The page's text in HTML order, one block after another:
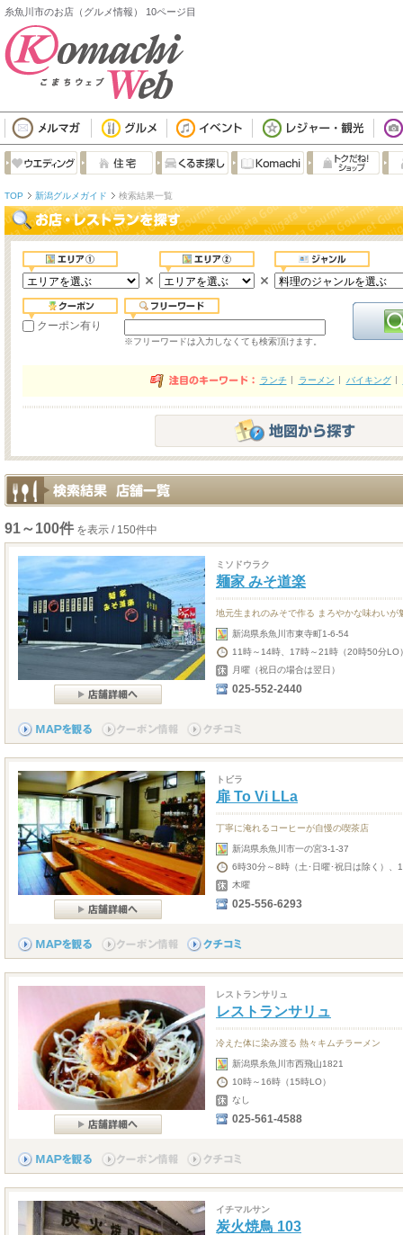
糸魚川市のお店（グルメ情報） 10ページ目
TOP 新潟グルメガイド 検索結果一覧
クーポン有り
※フリーワードは入力しなくても検索頂けます。
ランチ ラーメン バイキング
91～100件 を表示 / 150件中
ミソドウラク
麺家 みそ道楽
地元生まれのみそで作る まろやかな味わいが
新潟県糸魚川市東寺町1-6-54
11時～14時、17時～21時（20時50分LO
月曜（祝日の場合は翌日）
025-552-2440
トビラ
扉 To Vi LLa
丁寧に淹れるコーヒーが自慢の喫茶店
新潟県糸魚川市一の宮3-1-37
6時30分～8時（土･日曜･祝日は除く）
木曜
025-556-6293
レストランサリュ
レストランサリュ
冷えた体に染み渡る 熱々キムチラーメン
新潟県糸魚川市西飛山1821
10時～16時（15時LO）
なし
025-561-4588
イチマルサン
炭火焼鳥 103